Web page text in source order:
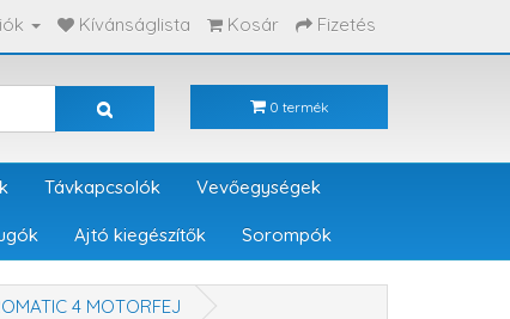
Kívánságlista Kosár Fizetés
0 termék
Távkapcsolók Vevőegységek
Ajtó kiegészítők Sorompók
4 MOTORFEJ